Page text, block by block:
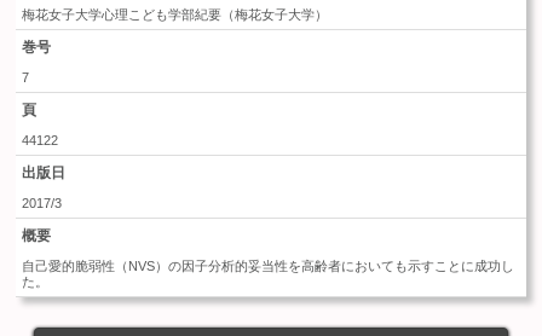
梅花女子大学心理こども学部紀要（梅花女子大学）
巻号
7
頁
44122
出版日
2017/3
概要
自己愛的脆弱性（NVS）の因子分析的妥当性を高齢者においても示すことに成功し